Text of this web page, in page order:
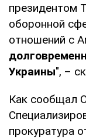
президентом
оборонной
отношений с
Украины", –
Как сообщал
прокуратура